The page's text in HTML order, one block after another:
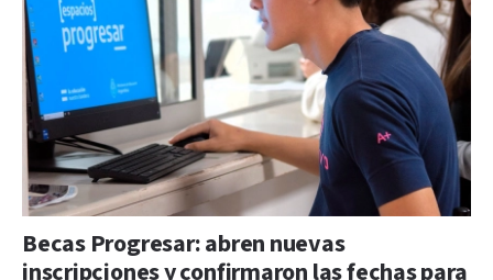
Becas Progresar: abren nuevas
inscripciones y confirmaron las fechas para